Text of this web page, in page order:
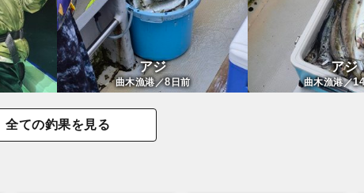
アジ
曲木漁港／8日前
アジ
曲木漁港／
全ての釣果を見る